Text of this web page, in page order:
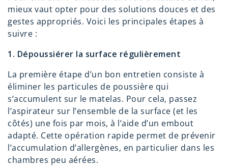
mieux vaut opter pour des solutions douces et des
gestes appropriés. Voici les principales étapes à
suivre :
1. Dépoussiérer la surface régulièrement
La première étape d’un bon entretien consiste à
éliminer les particules de poussière qui
s’accumulent sur le matelas. Pour cela, passez
l’aspirateur sur l’ensemble de la surface (et les
côtés) une fois par mois, à l’aide d’un embout
adapté. Cette opération rapide permet de prévenir
l’accumulation d’allergènes, en particulier dans les
chambres peu aérées.